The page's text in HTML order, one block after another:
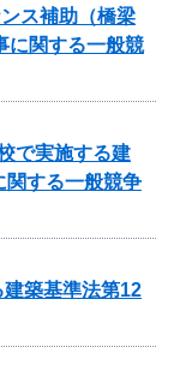
ス補助（橋梁
に関する一般競
で実施する建
関する一般競争
築基準法第12